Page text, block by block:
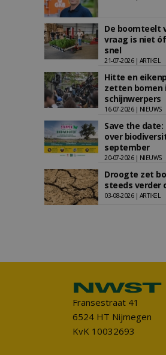
De boomteelt
vraag is niet
snel
21-07-2026 | ARTIKEL
Hitte en
zetten bomen
schijnwerpers
16-07-2026 | NIEUWS
Save the
over
september
20-07-2026 | NIEUWS
Droogte zet
steeds verder
03-08-2026 | ARTIKEL
Fransestraat 41
6524 HT Nijmegen
KvK 10032693